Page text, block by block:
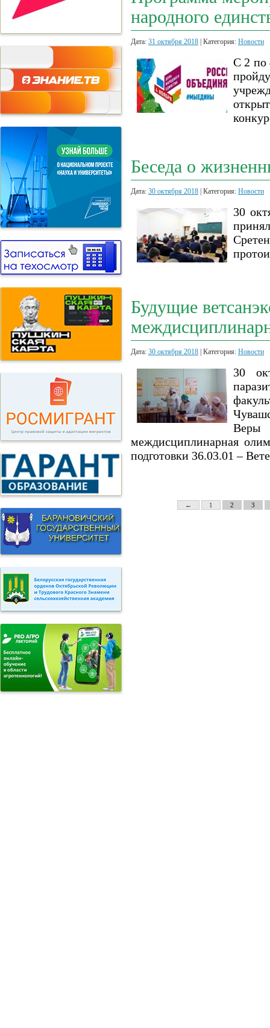
народного
Дата: 31 октября 2018 | Категория: Новости
С 2 по
Беседа о
Дата: 30 октября 2018 | Категория: Новости
30
Будущие
Дата: 30 октября 2018 | Категория: Новости
30
Веры
междисциплинарная
подготовки 36.03.01 –
← 1 2 3